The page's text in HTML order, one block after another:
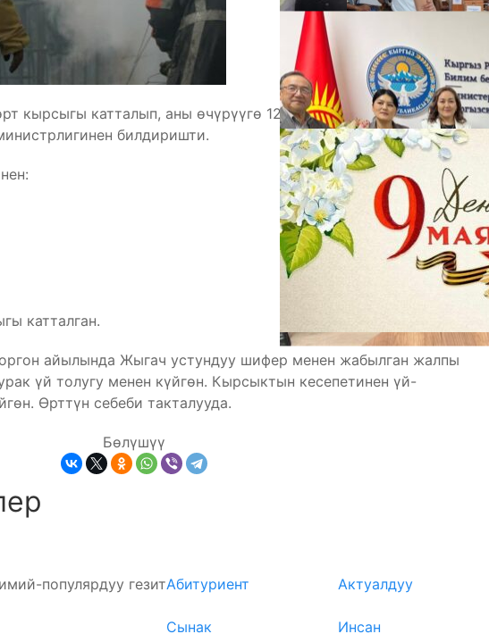
кырсыгы катталып, аны өчүрүүгө 12 бөлүм тартылган. Бул
билдиришти.
катталган.
айылында Жыгач устундуу шифер менен жабылган жалпы
үй толугу менен күйгөн. Кырсыктын кесепетинен үй-
Өрттүн себеби такталууда.
Бөлүшүү
популярдуу гезитАбитуриент Актуалдуу
Сынак Инсан